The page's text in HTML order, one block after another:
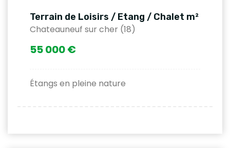
Terrain de Loisirs / Etang / Chalet m²
Chateauneuf sur cher (18)
55 000 €
Étangs en pleine nature